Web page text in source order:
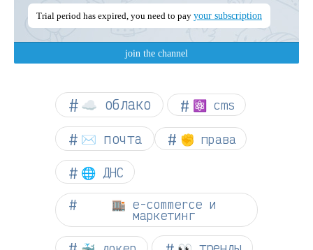
☁︎ облако ⚛ cms
✉️ почта ✊ права
🌐 ДНС
🏬 e-commerce и
маркетинг